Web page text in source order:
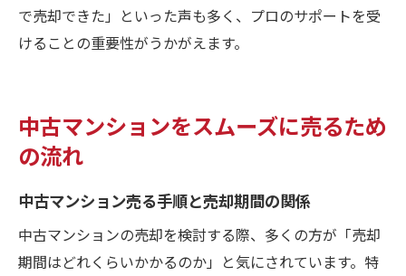
で売却できた」といった声も多く、プロのサポートを受
けることの重要性がうかがえます。
中古マンションをスムーズに売るため
の流れ
中古マンション売る手順と売却期間の関係
中古マンションの売却を検討する際、多くの方が「売却
期間はどれくらいかかるのか」と気にされています。特